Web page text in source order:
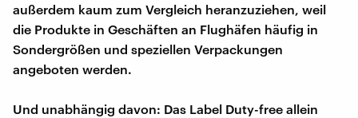
außerdem kaum zum Vergleich heranzuziehen, weil
die Produkte in Geschäften an Flughäfen häufig in
Sondergrößen und speziellen Verpackungen
angeboten werden.
Und unabhängig davon: Das Label Duty-free allein